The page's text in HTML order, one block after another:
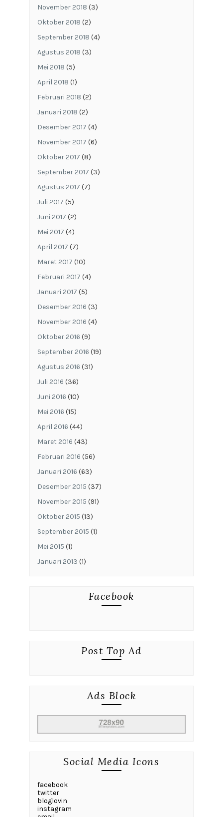
November 2018 (3)
Oktober 2018 (2)
September 2018 (4)
Agustus 2018 (3)
Mei 2018 (5)
April 2018 (1)
Februari 2018 (2)
Januari 2018 (2)
Desember 2017 (4)
November 2017 (6)
Oktober 2017 (8)
September 2017 (3)
Agustus 2017 (7)
Juli 2017 (5)
Juni 2017 (2)
Mei 2017 (4)
April 2017 (7)
Maret 2017 (10)
Februari 2017 (4)
Januari 2017 (5)
Desember 2016 (3)
November 2016 (4)
Oktober 2016 (9)
September 2016 (19)
Agustus 2016 (31)
Juli 2016 (36)
Juni 2016 (10)
Mei 2016 (15)
April 2016 (44)
Maret 2016 (43)
Februari 2016 (56)
Januari 2016 (63)
Desember 2015 (37)
November 2015 (91)
Oktober 2015 (13)
September 2015 (1)
Mei 2015 (1)
Januari 2013 (1)
Facebook
Post Top Ad
Ads Block
Social Media Icons
facebook
twitter
bloglovin
instagram